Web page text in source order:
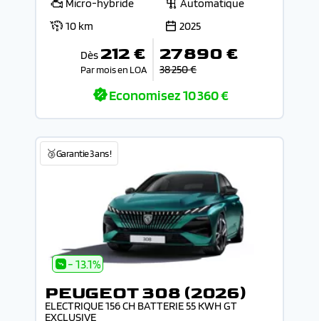
Micro-hybride
Automatique
10 km
2025
Dès 212 €
Par mois en LOA
27 890 €
38 250 €
Economisez10 360 €
🥉Garantie 3 ans !
- 13.1%
PEUGEOT 308 (2026)
ELECTRIQUE 156 CH BATTERIE 55 KWH GT
EXCLUSIVE